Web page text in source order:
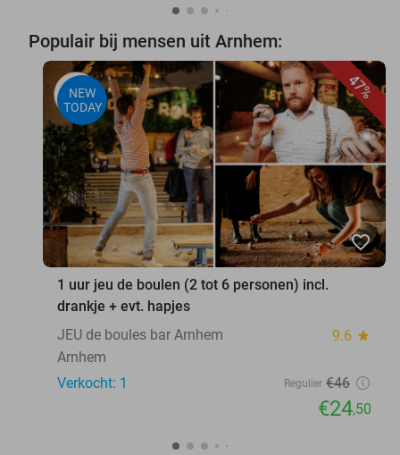
Populair bij mensen uit Arnhem:
47%
NEW
TODAY
favorite_border
1 uur jeu de boulen (2 tot 6 personen) incl.
drankje + evt. hapjes
JEU de boules bar Arnhem
9.6 star
Arnhem
Verkocht: 1
Regulier €46
€24,50